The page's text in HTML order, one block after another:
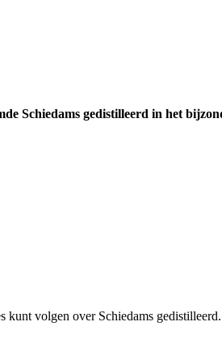
Schiedams gedistilleerd in het
volgen over Schiedams